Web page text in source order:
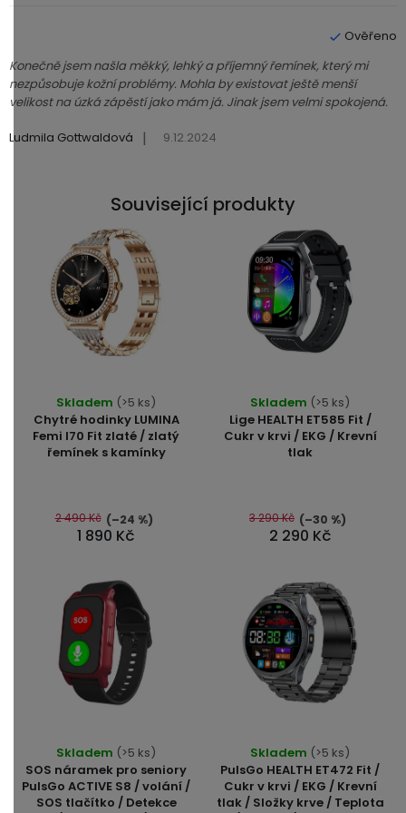
s
h
o
d
Ludmila Gottwaldová | 9.12.2024
Konečně jsem našla měkký, lehký a příjemný řemínek, který mi
nezpůsobuje kožní problémy. Mohla by existovat ještě menší
velikost na úzká zápěstí jako mám já. Jinak jsem velmi spokojená.
Související produkty
Chytré hodinky LUMINA
Femi I70 Fit zlaté / zlatý
řemínek s kamínky
hodnocení
produktu
je
5
hvězdiček.
Skladem (>5 ks)
1 890 Kč
2 490 Kč (–24 %)
Lige HEALTH ET585 Fit /
Cukr v krvi / EKG / Krevní
tlak
hodnocení
produktu
je
5
hvězdiček.
Skladem (>5 ks)
2 290 Kč
3 290 Kč (–30 %)
SOS náramek pro seniory
PulsGo ACTIVE S8 / volání /
SOS tlačítko / Detekce
Skladem (>5 ks)
PulsGo HEALTH ET472 Fit /
Cukr v krvi / EKG / Krevní
tlak / Složky krve / Teplota
hodnocení
produktu
je
Skladem (>5 ks)